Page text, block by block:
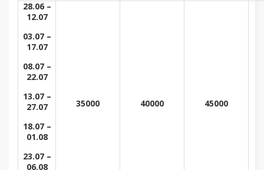
28.06 –
12.07
03.07 –
17.07
08.07 –
22.07
13.07 –
27.07
18.07 –
01.08
23.07 –
06.08
35000 40000 45000